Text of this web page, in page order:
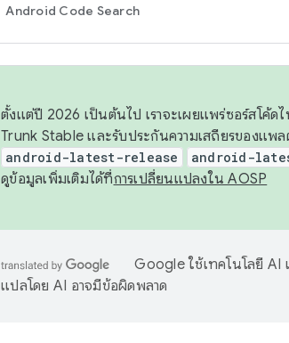
Android Code Search
ตั้งแต่ปี 2026 เป็นต้นไป เราจะเผยแพร่ซอร์สโค้
Trunk Stable และรับประกันความเสถียรของแพ
android-latest-release android-
ดูข้อมูลเพิ่มเติมได้ที่การเปลี่ยนแปลงใน AOSP
Google ใช้เทคโนโลยี AI
แปลโดย AI อาจมีข้อผิดพลาด